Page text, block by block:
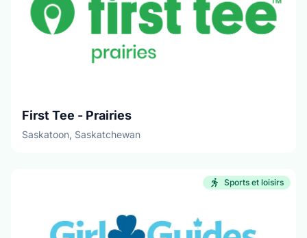
First Tee - Prairies
Saskatoon, Saskatchewan
Sports et loisirs